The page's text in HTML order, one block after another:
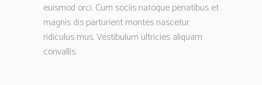
euismod orci. Cum sociis natoque penatibus et
magnis dis parturient montes nascetur
ridiculus mus. Vestibulum ultricies aliquam
convallis.